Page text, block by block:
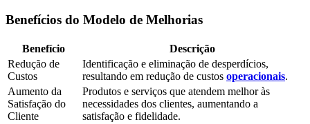
Benefícios do Modelo de Melhorias
Benefício
Descrição
Redução de
Custos
Identificação e eliminação de desperdícios,
resultando em redução de custos operacionais.
Aumento da
Satisfação do
Cliente
Produtos e serviços que atendem melhor às
necessidades dos clientes, aumentando a
satisfação e fidelidade.